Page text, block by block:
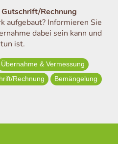
Rechnung
aufgebaut? Informieren Sie
dabei sein kann und
ist.
Übernahme & Vermessung
Rechnung Bemängelung